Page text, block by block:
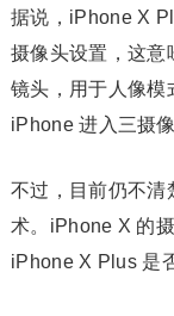
据说，iPhone X
摄像头设置，这意
镜头，用于人像模
iPhone 进入三摄
不过，目前仍不清
术。iPhone X 的
iPhone X Plus 是